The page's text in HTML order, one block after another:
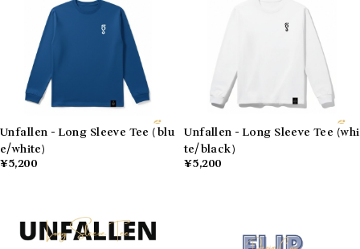
Unfallen - Long Sleeve Tee (blu
e/white)
¥5,200
Unfallen - Long Sleeve Tee (whi
te/black)
¥5,200